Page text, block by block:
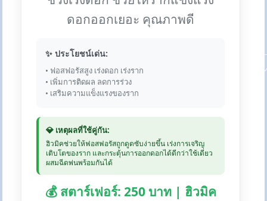
ดอกออกเยอะ คุณภาพดี
✨ ประโยชน์เด่น:
• ฟอสฟอรัสสูง เร่งดอก เร่งราก
• เพิ่มการติดผล ลดการร่วง
• เสริมความแข็งแรงของราก
💎 เหตุผลที่ใช้คู่กัน:
ฮิวมิคช่วยให้ฟอสฟอรัสถูกดูดซับง่ายขึ้น เร่งการเจริญ
เติบโตของราก และกระตุ้นการออกดอกได้ดีกว่าใช้เดี่ยว
ผสมฉีดพ่นพร้อมกันได้
💰 สตาร์เฟอร์: 250 บาท | ฮิวมิค